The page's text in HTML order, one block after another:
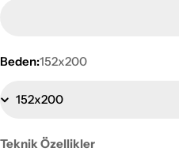
Beden:152x200
Teknik Özellikler